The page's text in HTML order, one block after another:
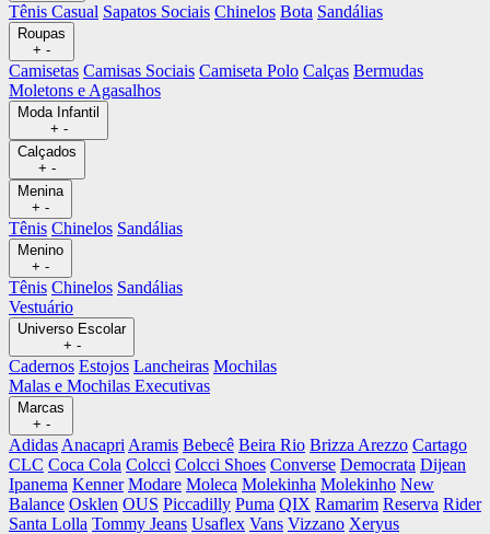
Tênis Casual Sapatos Sociais Chinelos Bota Sandálias
Roupas
+ -
Camisetas Camisas Sociais Camiseta Polo Calças Bermudas
Moletons e Agasalhos
Moda Infantil
+ -
Calçados
+ -
Menina
+ -
Tênis Chinelos Sandálias
Menino
+ -
Tênis Chinelos Sandálias
Vestuário
Universo Escolar
+ -
Cadernos Estojos Lancheiras Mochilas
Malas e Mochilas Executivas
Marcas
+ -
Adidas Anacapri Aramis Bebecê Beira Rio Brizza Arezzo Cartago
CLC Coca Cola Colcci Colcci Shoes Converse Democrata Dijean
Ipanema Kenner Modare Moleca Molekinha Molekinho New
Balance Osklen OUS Piccadilly Puma QIX Ramarim Reserva Rider
Santa Lolla Tommy Jeans Usaflex Vans Vizzano Xeryus